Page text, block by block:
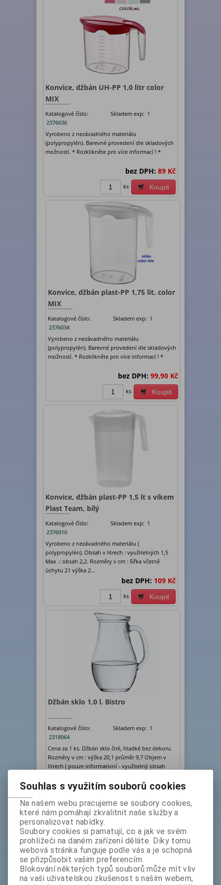
Konvice, džbán UH-PP 1,0 litr color
MIX
Katalogové číslo:
2376036
Skladem exp: 1
Vyrobeno z nezávadného materiálu
(polypropylén). Barevné provedení dle skladových
možností. * Rozklikněte pro více informací ! *
bez DPH: 89 Kč
Koupit
ks
Konvice, džbán plast-PP 1,75 lit. color
MIX
Katalogové číslo:
2376034
Skladem exp: 1
Vyrobeno z nezávadného materiálu
(polypropylén). Barevné provedení dle skladových
možností. * Rozklikněte pro více informací ! *
bez DPH: 99,90 Kč
Koupit
ks
Konvice, džbán plast-PP 1,5 lt s víkem
Plast Team, bílý
Katalogové číslo:
2376010
Skladem exp: 1
Vyrobeno z nezávadného materiálu (
polypropylén). Obsah v litrech : využitelných 1,5
Max .: obsah 2,2. Rozměry v cm : šířka včetně
úchytu 21 výška 2...
bez DPH: 109 Kč
Koupit
ks
Džbán sklo 1,0 l. Bistro
Katalogové číslo:
2318064
Skladem exp: 1
Cena za 1 ks. Džbán sklo čiré, hladké bez dekoru.
Rozměry v cm : výška 20,1 průměr 9,7 Objem v
litrech ( pouze informativní - využitelný obsah
bez DPH: 119 Kč
Koupit
ks
Souhlas s využitím souborů cookies
Na našem webu pracujeme se soubory cookies,
které nám pomáhají zkvalitnit naše služby a
personalizovat nabídky.
Soubory cookies si pamatují, co a jak ve svém
prohlížeči na daném zařízení děláte. Díky tomu
webová stránka funguje podle vás a je schopná
se přizpůsobit vašim preferencím.
Blokování některých typů souborů může mít vliv
na vaši uživatelskou zkušenost s naším webem,